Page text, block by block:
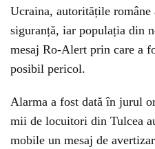
Ucraina, autoritățile
siguranță, iar populația din
mesaj Ro-Alert prin care a
posibil pericol.
Alarma a fost dată în jurul
mii de locuitori din Tulcea
mobile un mesaj de